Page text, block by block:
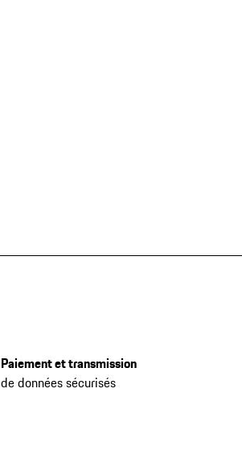
Paiement et transmission
de données sécurisés